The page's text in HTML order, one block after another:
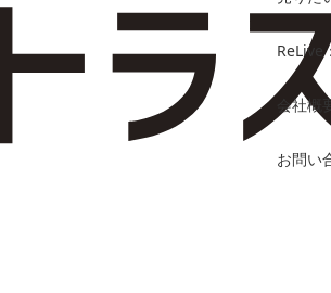
ReLive
会社概
お問い